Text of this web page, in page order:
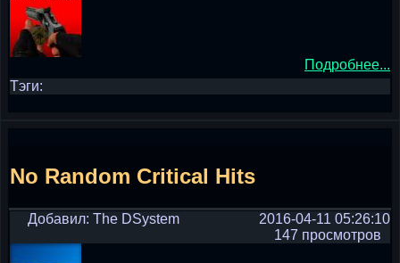
Подробнее...
Тэги:
No Random Critical Hits
Добавил: The DSystem
2016-04-11 05:26:10
147 просмотров